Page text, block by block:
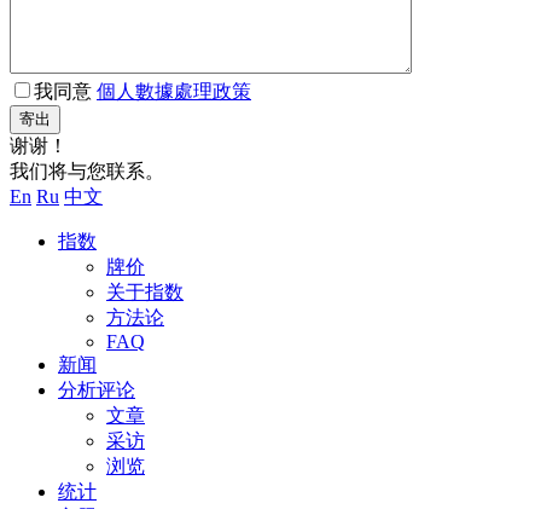
我同意 個人數據處理政策
寄出
谢谢！
我们将与您联系。
En Ru 中文
指数
牌价
关于指数
方法论
FAQ
新闻
分析评论
文章
采访
浏览
统计